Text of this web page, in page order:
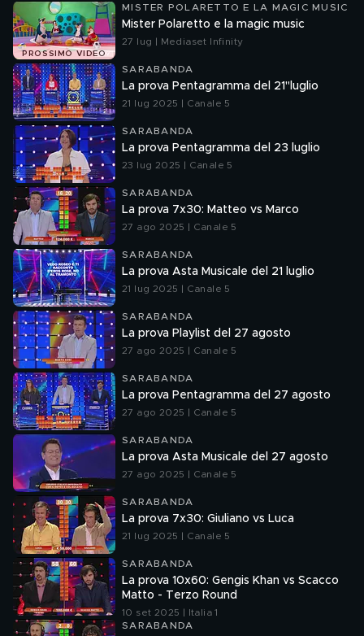
PROSSIMO VIDEO
MISTER POLARETTO E LA MAGIC MUSIC
Mister Polaretto e la magic music
27 lug | Mediaset Infinity
SARABANDA
La prova Pentagramma del 21"luglio
21 lug 2025 | Canale 5
SARABANDA
La prova Pentagramma del 23 luglio
23 lug 2025 | Canale 5
SARABANDA
La prova 7x30: Matteo vs Marco
27 ago 2025 | Canale 5
SARABANDA
La prova Asta Musicale del 21 luglio
21 lug 2025 | Canale 5
SARABANDA
La prova Playlist del 27 agosto
27 ago 2025 | Canale 5
SARABANDA
La prova Pentagramma del 27 agosto
27 ago 2025 | Canale 5
SARABANDA
La prova Asta Musicale del 27 agosto
27 ago 2025 | Canale 5
SARABANDA
La prova 7x30: Giuliano vs Luca
21 lug 2025 | Canale 5
SARABANDA
La prova 10x60: Gengis Khan vs Scacco
Matto - Terzo Round
10 set 2025 | Italia 1
SARABANDA